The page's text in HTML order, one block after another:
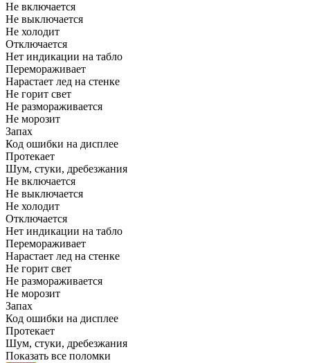
Не включается
Не выключается
Не холодит
Отключается
Нет индикации на табло
Перемораживает
Нарастает лед на стенке
Не горит свет
Не размораживается
Не морозит
Запах
Код ошибки на дисплее
Протекает
Шум, стуки, дребезжания
Не включается
Не выключается
Не холодит
Отключается
Нет индикации на табло
Перемораживает
Нарастает лед на стенке
Не горит свет
Не размораживается
Не морозит
Запах
Код ошибки на дисплее
Протекает
Шум, стуки, дребезжания
Показать все поломки